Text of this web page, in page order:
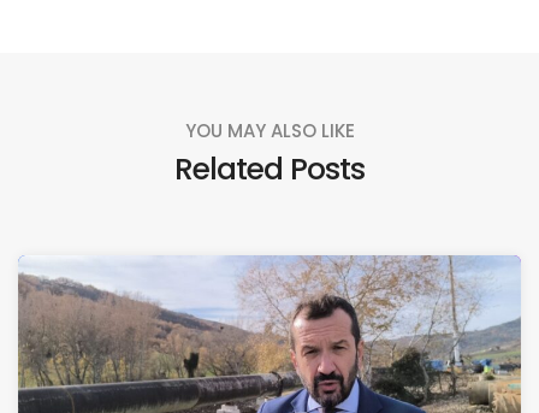
YOU MAY ALSO LIKE
Related Posts